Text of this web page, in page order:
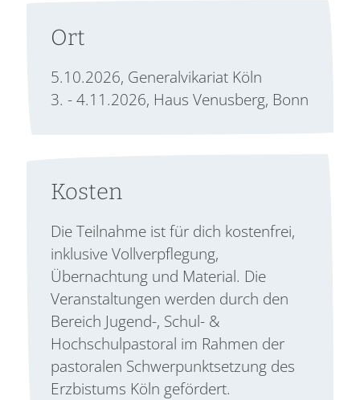
Ort
5.10.2026, Generalvikariat Köln
3. - 4.11.2026, Haus Venusberg, Bonn
Kosten
Die Teilnahme ist für dich kostenfrei,
inklusive Vollverpflegung,
Übernachtung und Material. Die
Veranstaltungen werden durch den
Bereich Jugend-, Schul- &
Hochschulpastoral im Rahmen der
pastoralen Schwerpunktsetzung des
Erzbistums Köln gefördert.